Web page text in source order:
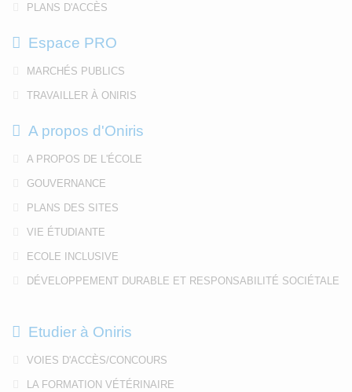
PLANS D'ACCÈS
Espace PRO
MARCHÉS PUBLICS
TRAVAILLER À ONIRIS
A propos d'Oniris
A PROPOS DE L'ÉCOLE
GOUVERNANCE
PLANS DES SITES
VIE ÉTUDIANTE
ECOLE INCLUSIVE
DÉVELOPPEMENT DURABLE ET RESPONSABILITÉ SOCIÉTALE
Etudier à Oniris
VOIES D'ACCÈS/CONCOURS
LA FORMATION VÉTÉRINAIRE